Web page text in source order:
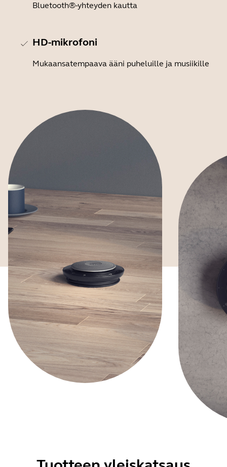
Bluetooth®-yhteyden kautta
HD-mikrofoni
Mukaansatempaava ääni puheluille ja musiikille